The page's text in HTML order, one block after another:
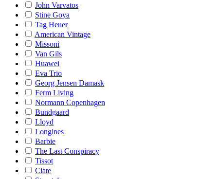
John Varvatos
Stine Goya
Tag Heuer
American Vintage
Missoni
Van Gils
Huawei
Eva Trio
Georg Jensen Damask
Ferm Living
Normann Copenhagen
Bundgaard
Lloyd
Longines
Barbie
The Last Conspiracy
Tissot
Ciate